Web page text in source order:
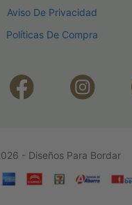
Aviso De Privacidad
Políticas De Compra
- Diseños Para Bordar